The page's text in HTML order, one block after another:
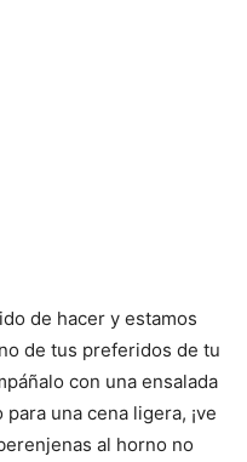
de hacer y estamos
de tus preferidos de tu
con una ensalada
una cena ligera, ¡ve
al horno no